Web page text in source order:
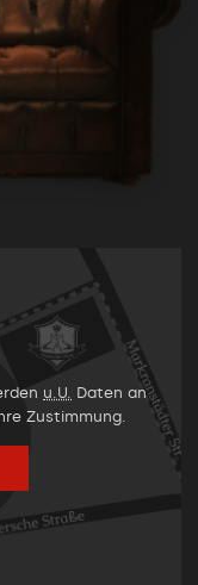
u.U. Daten an
Zustimmung.